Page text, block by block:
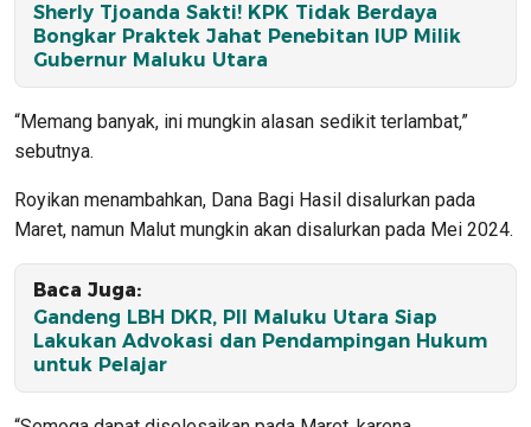
Sherly Tjoanda Sakti! KPK Tidak Berdaya
Bongkar Praktek Jahat Penebitan IUP Milik
Gubernur Maluku Utara
“Memang banyak, ini mungkin alasan sedikit terlambat,”
sebutnya.
Royikan menambahkan, Dana Bagi Hasil disalurkan pada
Maret, namun Malut mungkin akan disalurkan pada Mei 2024.
Baca Juga:
Gandeng LBH DKR, PII Maluku Utara Siap
Lakukan Advokasi dan Pendampingan Hukum
untuk Pelajar